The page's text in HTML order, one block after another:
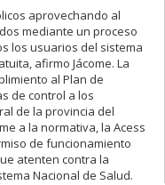
aprovechando al
mediante un proceso
los usuarios del sistema
afirmo Jácome. La
al Plan de
de control a los
de la provincia del
a la normativa, la Acess
de funcionamiento
atenten contra la
Nacional de Salud.